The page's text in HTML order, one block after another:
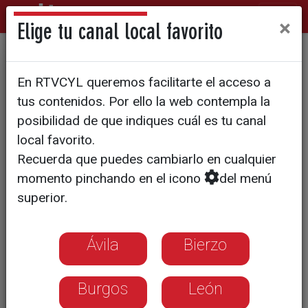
El PSOE teme que se pierdan
más fondos europeos
Elige tu canal local favorito ×
En RTVCYL queremos facilitarte el acceso a
tus contenidos. Por ello la web contempla la
posibilidad de que indiques cuál es tu canal
local favorito.
Recuerda que puedes cambiarlo en cualquier
momento pinchando en el icono
del menú
superior.
Ávila Bierzo
Burgos León